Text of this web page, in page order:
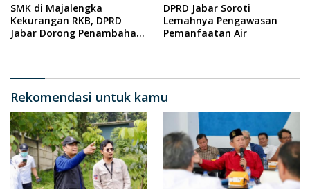
SMK di Majalengka
Kekurangan RKB, DPRD
Jabar Dorong Penambahan
DPRD Jabar Soroti
Lemahnya Pengawasan
Pemanfaatan Air
Rekomendasi untuk kamu